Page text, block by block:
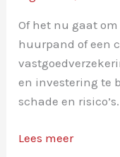
Of het nu gaat
huurpand of een
en investering te
schade en risico’s.
Lees meer